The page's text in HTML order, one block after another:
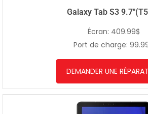
Galaxy Tab S3
Écran: 409.99$
Port de charge:
DEMANDER UNE